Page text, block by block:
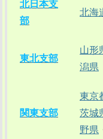
北日本支
部
北海
東北支部
山形
潟県
関東支部
東京
茨城
野県